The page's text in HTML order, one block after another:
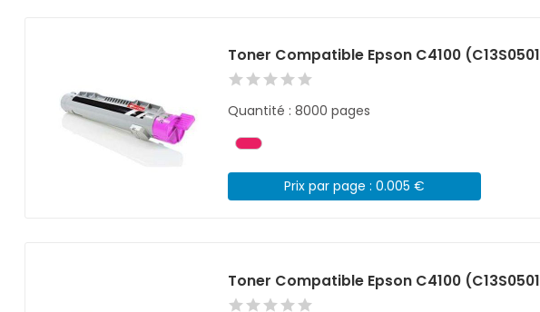
Toner Compatible Epson C4100
Quantité : 8000 pages
Prix par page : 0.005 €
Toner Compatible Epson C4100